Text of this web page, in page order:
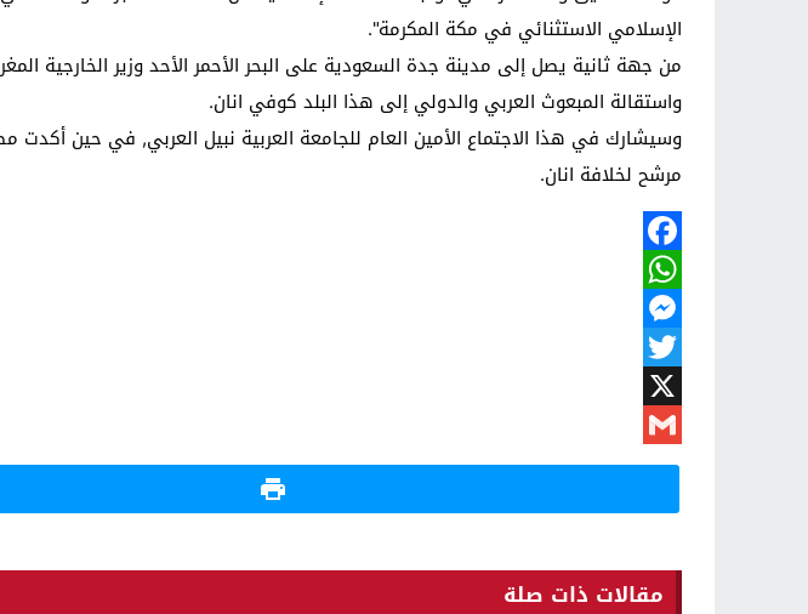
الإسلامي الاستثنائي في مكة المكرمة".
من جهة ثانية يصل إلى مدينة جدة السعودية على البحر الأحمر الأحد وزير الخارجية
واستقالة المبعوث العربي والدولي إلى هذا البلد كوفي انان.
مرشح لخلافة انان.
Facebook
WhatsApp
Messenger
Twitter
X
Gmail
مقالات ذات صلة